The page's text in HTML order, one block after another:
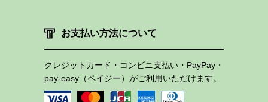
お支払い方法について
クレジットカード・コンビニ支払い・PayPay・
pay-easy（ペイジー）がご利用いただけます。